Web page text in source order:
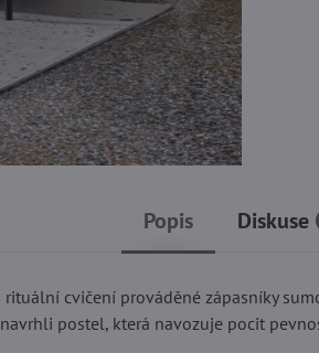
Popis Diskuse
cvičení prováděné zápasníky
postel, která navozuje pocit